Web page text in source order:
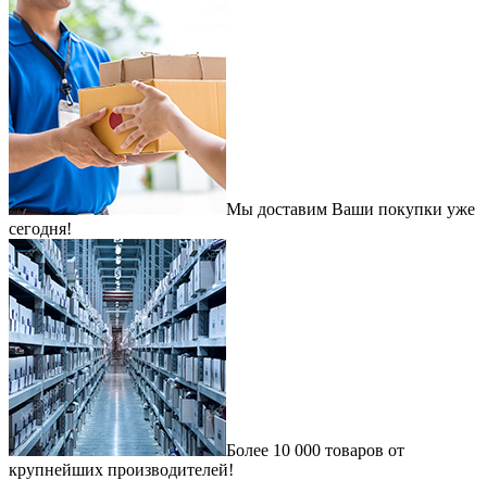
Мы доставим Ваши покупки уже
сегодня!
Более 10 000 товаров от
крупнейших производителей!